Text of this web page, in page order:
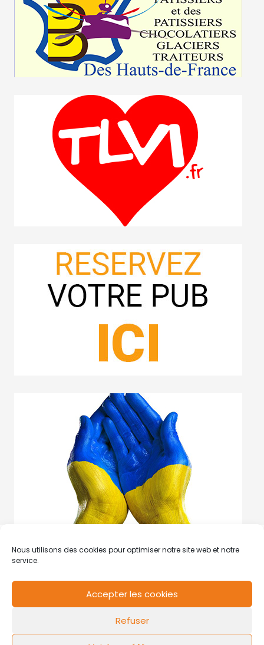
Nous utilisons des cookies pour optimiser notre site web et notre
service.
Accepter les cookies
Refuser
Mentions légales Politique de cookies
FLOW44